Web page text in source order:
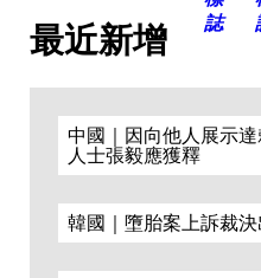
最近新增
中國｜因向他人展示
人士張毅應獲釋
韓國｜墮胎案上訴裁